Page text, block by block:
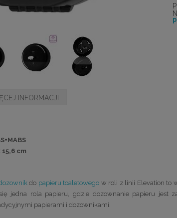
cm
do papieru toaletowego w roli z linii Elevation to
jedna rola papieru, gdzie dozownanie papieru jest
papierami i dozownikami.
INFORMACJI